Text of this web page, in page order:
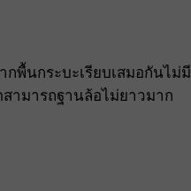
กพื้นกระบะเรียบเสมอกันไม่มี
ามารถฐานล้อไม่ยาวมาก